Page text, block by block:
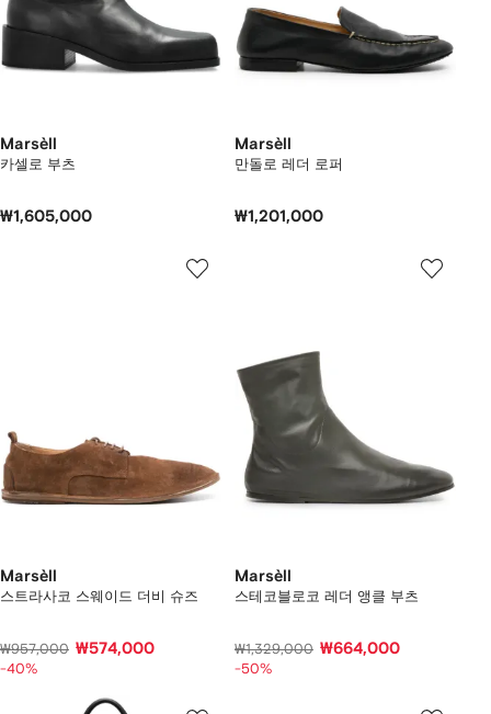
Marsèll
카셀로 부츠
₩1,605,000
Marsèll
만돌로 레더 로퍼
₩1,201,000
Marsèll
스트라사코 스웨이드 더비 슈즈
₩957,000 ₩574,000
-40%
Marsèll
스테코블로코 레더 앵클 부츠
₩1,329,000 ₩664,000
-50%